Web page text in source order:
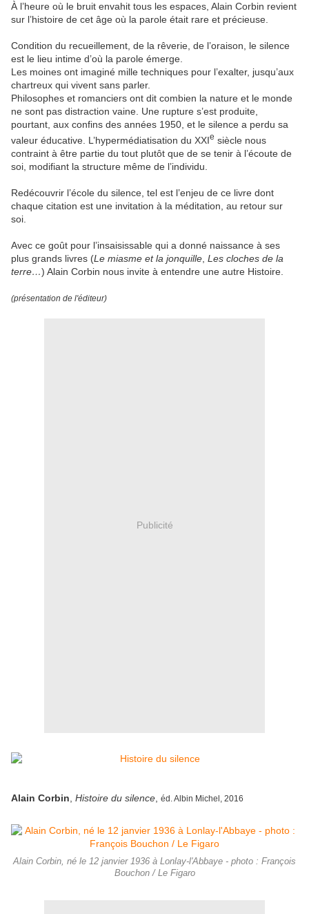
À l’heure où le bruit envahit tous les espaces, Alain Corbin revient
sur l’histoire de cet âge où la parole était rare et précieuse.
Condition du recueillement, de la rêverie, de l’oraison, le silence
est le lieu intime d’où la parole émerge.
Les moines ont imaginé mille techniques pour l’exalter, jusqu’aux
chartreux qui vivent sans parler.
Philosophes et romanciers ont dit combien la nature et le monde
ne sont pas distraction vaine. Une rupture s’est produite,
pourtant, aux confins des années 1950, et le silence a perdu sa
valeur éducative. L’hypermédiatisation du XXIe siècle nous
contraint à être partie du tout plutôt que de se tenir à l’écoute de
soi, modifiant la structure même de l’individu.
Redécouvrir l’école du silence, tel est l’enjeu de ce livre dont
chaque citation est une invitation à la méditation, au retour sur
soi.
Avec ce goût pour l’insaisissable qui a donné naissance à ses
plus grands livres (Le miasme et la jonquille Les cloches de la
terre…) Alain Corbin nous invite à entendre une autre Histoire.
(présentation de l'éditeur)
Publicité
Alain Corbin Histoire du silence éd. Albin Michel, 2016
Alain Corbin, né le 12 janvier 1936 à Lonlay-l'Abbaye - photo : François
Bouchon / Le Figaro